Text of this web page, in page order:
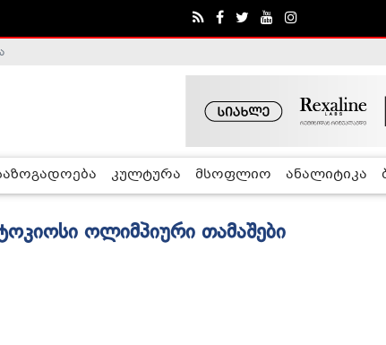
კულტურა მსოფლიო ანალიტიკა
ოლიმპიური თამაშები